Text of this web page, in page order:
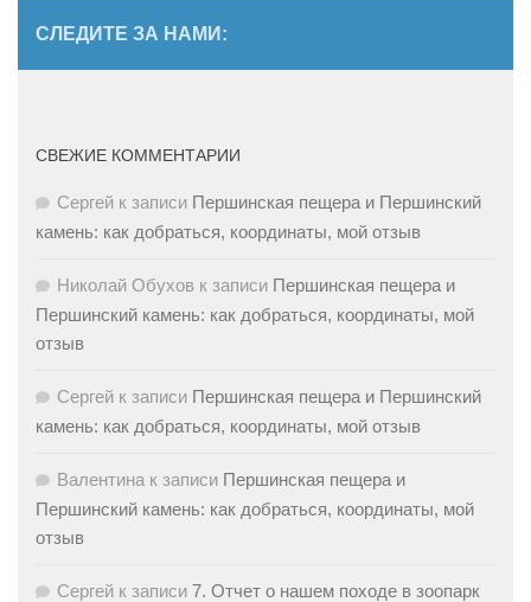
СЛЕДИТЕ ЗА НАМИ:
СВЕЖИЕ КОММЕНТАРИИ
Сергей к записи Першинская пещера и Першинский
камень: как добраться, координаты, мой отзыв
Николай Обухов к записи Першинская пещера и
Першинский камень: как добраться, координаты, мой
отзыв
Сергей к записи Першинская пещера и Першинский
камень: как добраться, координаты, мой отзыв
Валентина к записи Першинская пещера и
Першинский камень: как добраться, координаты, мой
отзыв
Сергей к записи 7. Отчет о нашем походе в зоопарк